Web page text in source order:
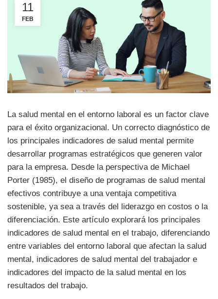
11
FEB
La salud mental en el entorno laboral es un factor clave
para el éxito organizacional. Un correcto diagnóstico de
los principales indicadores de salud mental permite
desarrollar programas estratégicos que generen valor
para la empresa. Desde la perspectiva de Michael
Porter (1985), el diseño de programas de salud mental
efectivos contribuye a una ventaja competitiva
sostenible, ya sea a través del liderazgo en costos o la
diferenciación. Este artículo explorará los principales
indicadores de salud mental en el trabajo, diferenciando
entre variables del entorno laboral que afectan la salud
mental, indicadores de salud mental del trabajador e
indicadores del impacto de la salud mental en los
resultados del trabajo.